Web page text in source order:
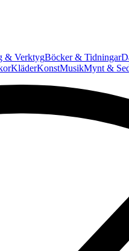
& VerktygBöcker & Tidningar
KläderKonstMusikMynt &